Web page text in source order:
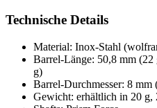
Technische Details
Material: Inox-Stahl
Barrel-Länge: 50,8 mm
g)
Barrel-Durchmesser: 8
Gewicht: erhältlich in 20 g,